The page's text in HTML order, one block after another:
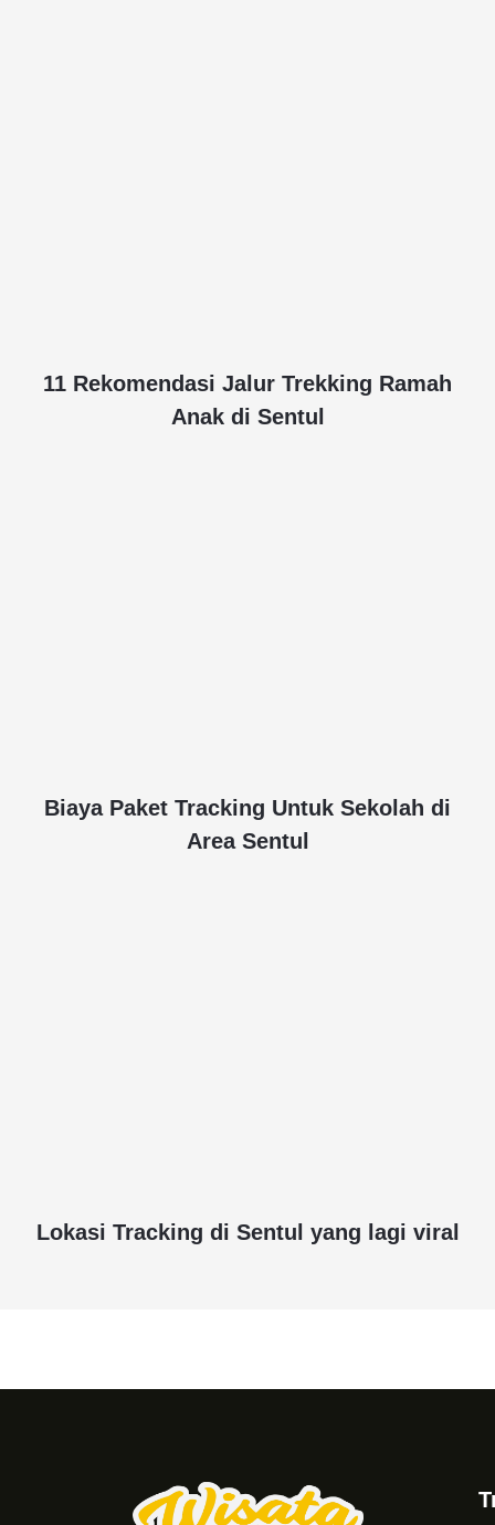
11 Rekomendasi Jalur Trekking Ramah
Anak di Sentul
Biaya Paket Tracking Untuk Sekolah di
Area Sentul
Lokasi Tracking di Sentul yang lagi viral